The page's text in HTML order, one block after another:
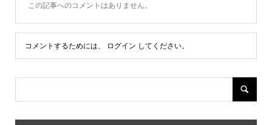
この記事へのコメントはありません。
コメントするためには、 ログイン してください。